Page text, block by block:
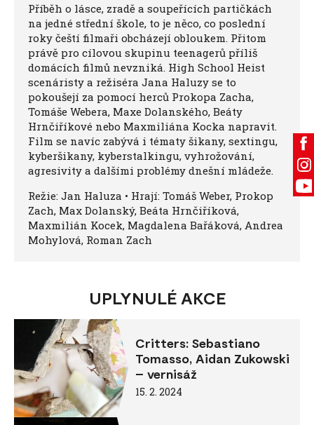
Příběh o lásce, zradě a soupeřících partičkách
na jedné střední škole, to je něco, co poslední
roky čeští filmaři obcházejí obloukem. Přitom
právě pro cílovou skupinu teenagerů příliš
domácích filmů nevzniká. High School Heist
scenáristy a režiséra Jana Haluzy se to
pokoušejí za pomocí herců Prokopa Zacha,
Tomáše Webera, Maxe Dolanského, Beáty
Hrnčiříkové nebo Maxmiliána Kocka napravit.
Film se navíc zabývá i tématy šikany, sextingu,
kyberšikany, kyberstalkingu, vyhrožování,
agresivity a dalšími problémy dnešní mládeže.
Režie: Jan Haluza • Hrají: Tomáš Weber, Prokop
Zach, Max Dolanský, Beáta Hrnčiříková,
Maxmilián Kocek, Magdalena Bařáková, Andrea
Mohylová, Roman Zach
UPLYNULÉ AKCE
Critters: Sebastiano
Tomasso, Aidan Zukowski
– vernisáž
15. 2. 2024